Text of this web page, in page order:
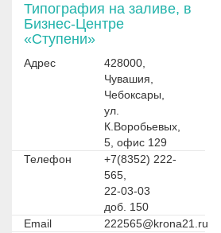
Типография на заливе, в
Бизнес-Центре
«Ступени»
Адрес
428000,
Чувашия,
Чебоксары,
ул.
К.Воробьевых,
5, офис 129
Телефон
+7(8352) 222-
565,
22-03-03
доб. 150
Email
222565@krona21.ru